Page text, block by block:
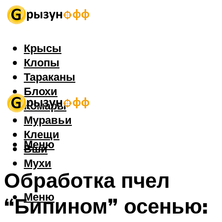
Крысы
Клопы
Тараканы
Блохи
Комары
Муравьи
Клещи
Вши
Мухи
Меню
Меню
Обработка пчел
“Бипином” осенью: